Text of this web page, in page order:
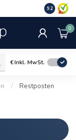
Auch für
9.2
0
€Inkl. MwSt.
/ Restposten